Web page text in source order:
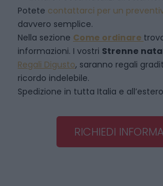
Potete contattarci per un
davvero semplice.
Nella sezione Come ordinare
informazioni. I vostri Strenne
Regali Digusto, saranno regali
ricordo indelebile.
Spedizione in tutta Italia e
RICHIEDI